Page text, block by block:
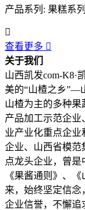
产品系列: 果糕系列

查看更多 
关于我们
山西凯发com-K8·
美的“山楂之乡”—
山楂为主的多种果
产品加工示范企业
业产业化重点企业
企业、山西省模范
点龙头企业，曾是
《果酱通则》、
来，始终坚定信
企业信誉，不懈追